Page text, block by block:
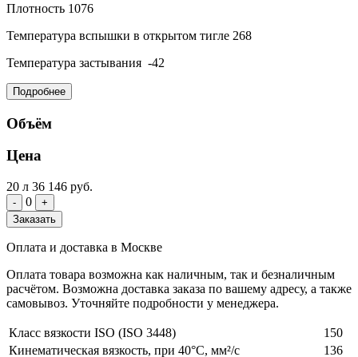
Плотность 1076
Температура вспышки в открытом тигле 268
Температура застывания -42
Подробнее
Объём
Цена
20 л 36 146 руб.
- 0
+
Заказать
Оплата и доставка в Москве
Оплата товара возможна как наличным, так и безналичным
расчётом. Возможна доставка заказа по вашему адресу, а также
самовывоз. Уточняйте подробности у менеджера.
Класс вязкости ISO (ISO 3448)
150
Кинематическая вязкость, при 40°С, мм²/с
136